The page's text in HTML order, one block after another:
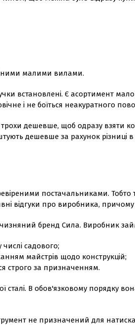
малими вилами.
встановлені. Є асортимент
і не боїться неакуратного
дешевше, щоб одразу взяти
дешевше за рахунок різниці в
постачальниками. Тобто
відгуки про виробника, причому
бренд Сила. Виробник
садового;
майстрів щодо конструкцій;
строго за призначенням.
сталі. В обов'язковому порядку
не призначений для